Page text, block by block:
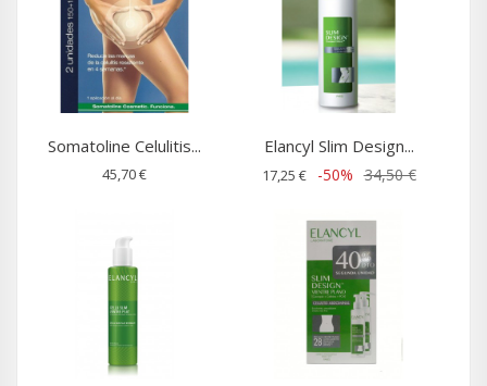
Somatoline Celulitis...
45,70 €
Elancyl Slim Design...
17,25 € -50% 34,50 €